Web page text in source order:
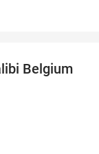
Belgium